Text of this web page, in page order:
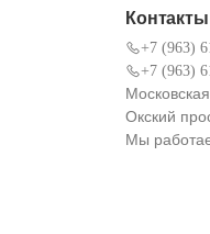
Контакты
+7 (963)
+7 (963)
Окский
Мы